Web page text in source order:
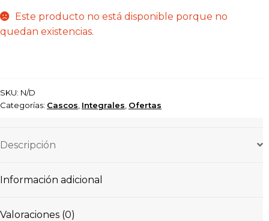
Este producto no está disponible porque no
quedan existencias.
SKU: N/D
Categorías: Cascos Integrales Ofertas
Descripción
Información adicional
Valoraciones (0)